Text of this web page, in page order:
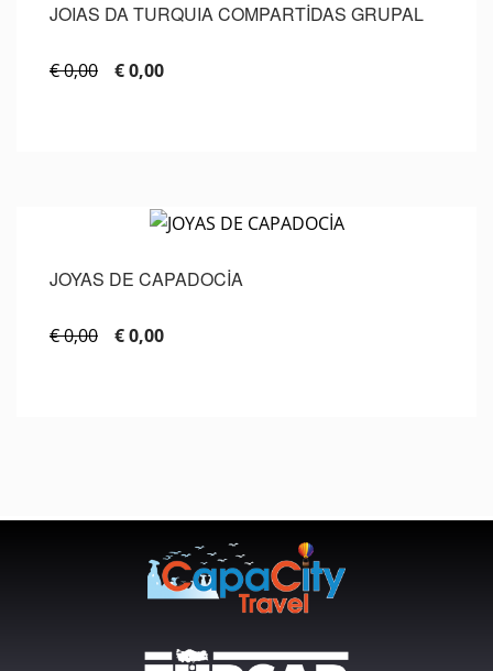
JOIAS DA TURQUIA COMPARTİDAS GRUPAL
€ 0,00 € 0,00
JOYAS DE CAPADOCİA
€ 0,00 € 0,00